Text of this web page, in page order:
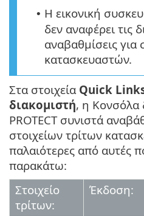
• Η εικονική
δεν αναφέρει τις
αναβαθμίσεις για
κατασκευαστών.
Στα στοιχεία Quick
διακομιστή, η Κονσόλα
PROTECT συνιστά
στοιχείων τρίτων
παλαιότερες από αυτές
παρακάτω:
Στοιχείο
τρίτων:
Έκδοση: